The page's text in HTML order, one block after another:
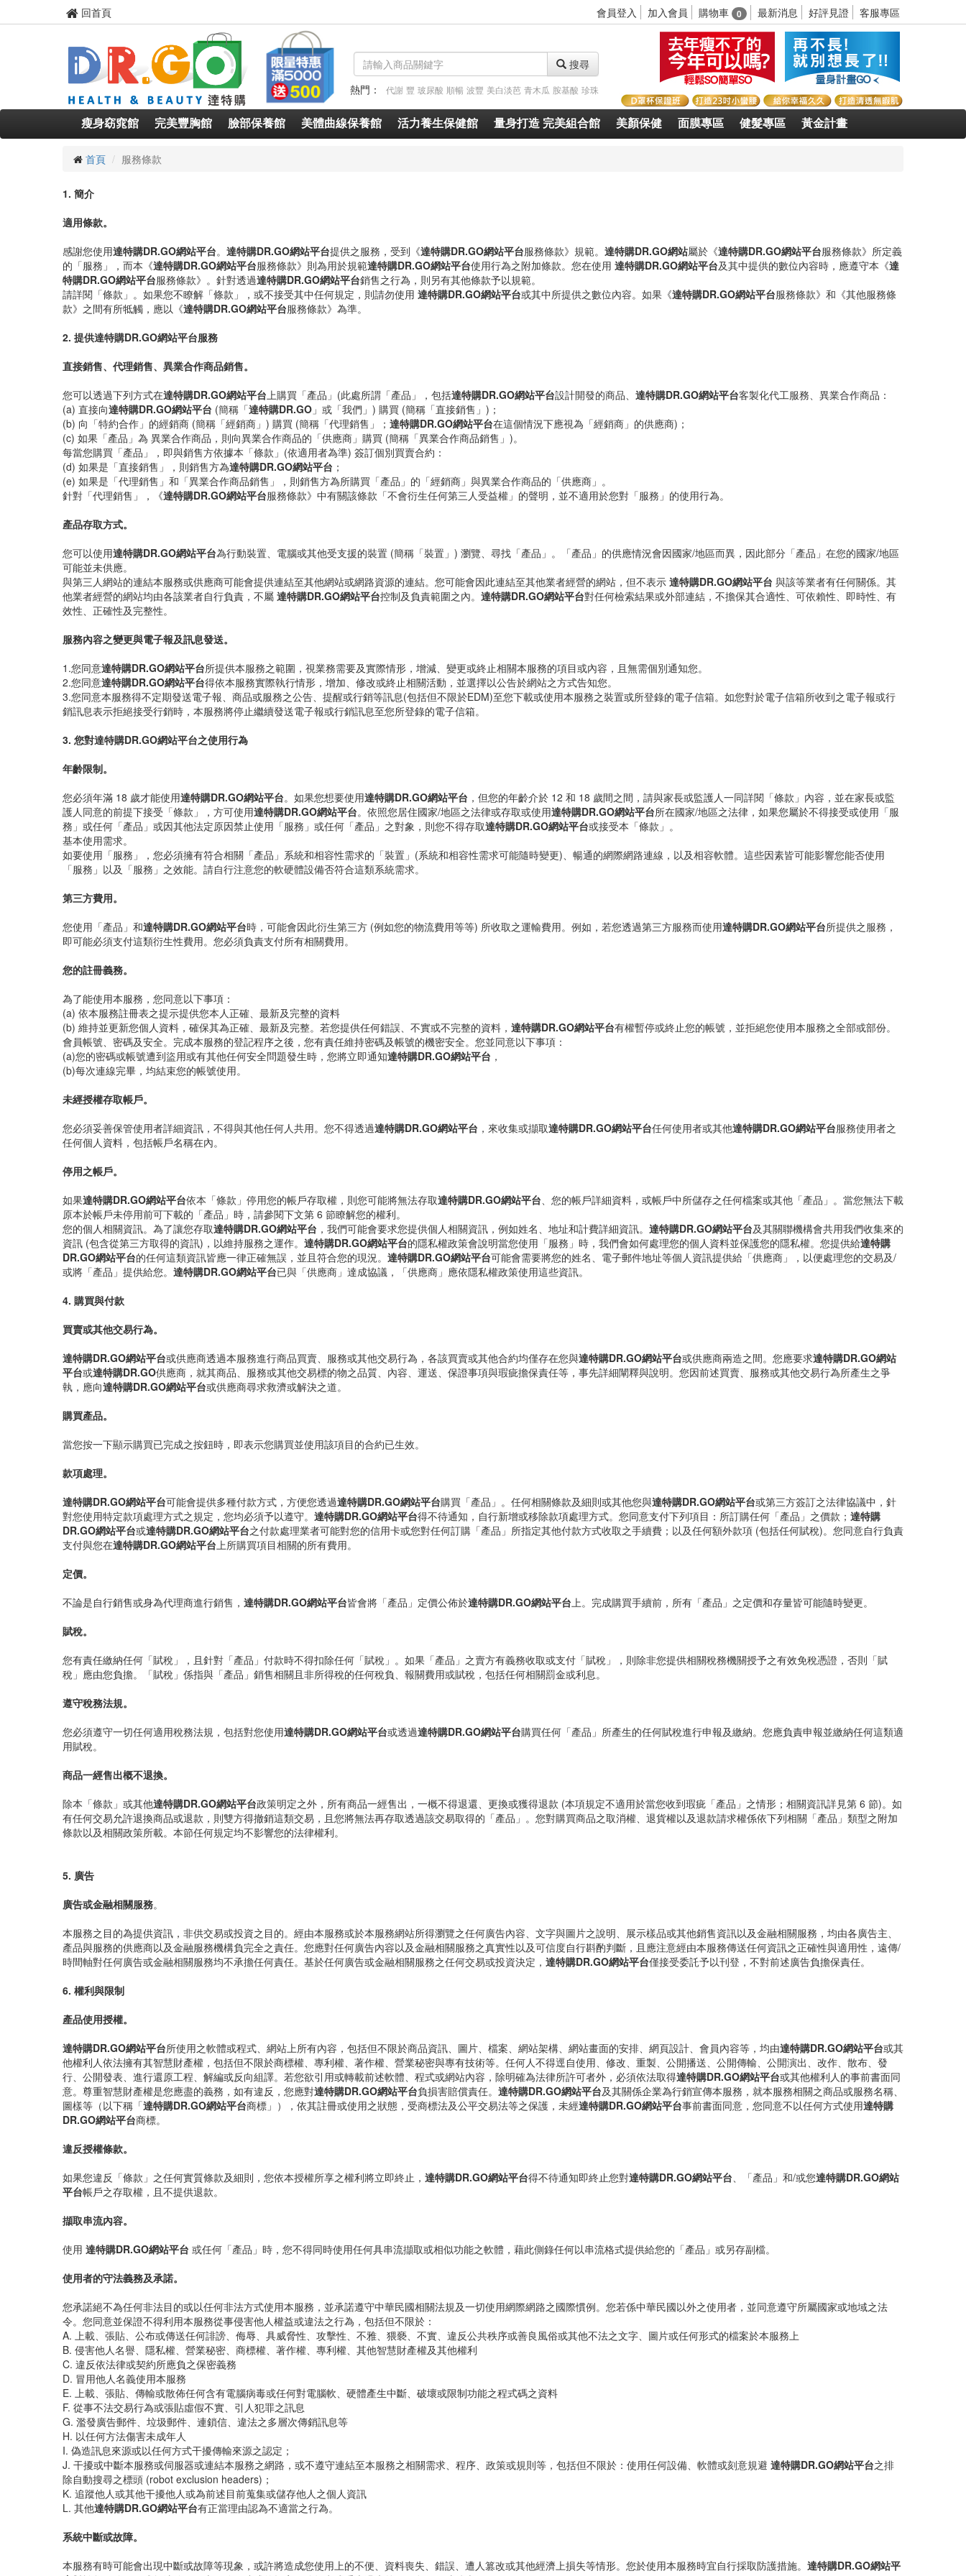
回首頁 會員登入 加入會員 購物車 0 最新消息 好評見證 客服專區
搜尋
熱門：
代謝 豐 玻尿酸 順暢 波豐 美白淡芭 青木瓜 胺基酸 珍珠
瘦身窈窕館 完美豐胸館 臉部保養館 美體曲線保養館 活力養生保健館 量身打造 完美組合館 美顏保健 面膜專區 健髮專區 黃金計畫
首頁 服務條款
1. 簡介
適用條款。
感謝您使用達特購DR.GO網站平台。 達特購DR.GO網站平台提供之服務，受到《達特購DR.GO網站平台服務條款》規範。 達特購DR.GO網站屬於《達特購DR.GO網站平台服務條款》所定義
的「服務」，而本《達特購DR.GO網站平台服務條款》則為用於規範達特購DR.GO網站平台使用行為之附加條款。您在使用 達特購DR.GO網站平台及其中提供的數位內容時，應遵守本《達
特購DR.GO網站平台服務條款》。針對透過達特購DR.GO網站平台銷售之行為，則另有其他條款予以規範。
請詳閱「條款」。如果您不瞭解「條款」，或不接受其中任何規定，則請勿使用 達特購DR.GO網站平台或其中所提供之數位內容。如果《達特購DR.GO網站平台服務條款》和《其他服務條
款》之間有所牴觸，應以《達特購DR.GO網站平台服務條款》為準。
2. 提供達特購DR.GO網站平台服務
直接銷售、代理銷售、異業合作商品銷售。
您可以透過下列方式在達特購DR.GO網站平台 上購買「產品」(此處所謂「產品」，包括達特購DR.GO網站平台設計開發的商品、 達特購DR.GO網站平台客製化代工服務、異業合作商品：
(a) 直接向達特購DR.GO網站平台 (簡稱「達特購DR.GO 」或「我們」) 購買 (簡稱「直接銷售」)；
(b) 向「特約合作」的經銷商 (簡稱「經銷商」) 購買 (簡稱「代理銷售」； 達特購DR.GO網站平台在這個情況下應視為「經銷商」的供應商)；
(c) 如果「產品」為 異業合作商品，則向異業合作商品的「供應商」購買 (簡稱「異業合作商品銷售」)。
每當您購買「產品」，即與銷售方依據本「條款」(依適用者為準) 簽訂個別買賣合約：
(d) 如果是「直接銷售」，則銷售方為達特購DR.GO網站平台 ；
(e) 如果是「代理銷售」和「異業合作商品銷售」，則銷售方為所購買「產品」的「經銷商」與異業合作商品的「供應商」。
針對「代理銷售」，《達特購DR.GO網站平台服務條款》中有關該條款「不會衍生任何第三人受益權」的聲明，並不適用於您對「服務」的使用行為。
產品存取方式。
您可以使用達特購DR.GO網站平台為行動裝置、電腦或其他受支援的裝置 (簡稱「裝置」) 瀏覽、尋找「產品」。「產品」的供應情況會因國家/地區而異，因此部分「產品」在您的國家/地區
可能並未供應。
與第三人網站的連結本服務或供應商可能會提供連結至其他網站或網路資源的連結。您可能會因此連結至其他業者經營的網站，但不表示 達特購DR.GO網站平台 與該等業者有任何關係。其
他業者經營的網站均由各該業者自行負責，不屬 達特購DR.GO網站平台控制及負責範圍之內。 達特購DR.GO網站平台對任何檢索結果或外部連結，不擔保其合適性、可依賴性、即時性、有
效性、正確性及完整性。
服務內容之變更與電子報及訊息發送。
1.您同意達特購DR.GO網站平台所提供本服務之範圍，視業務需要及實際情形，增減、變更或終止相關本服務的項目或內容，且無需個別通知您。
2.您同意達特購DR.GO網站平台得依本服務實際執行情形，增加、修改或終止相關活動，並選擇以公告於網站之方式告知您。
3.您同意本服務得不定期發送電子報、商品或服務之公告、提醒或行銷等訊息(包括但不限於EDM)至您下載或使用本服務之裝置或所登錄的電子信箱。如您對於電子信箱所收到之電子報或行
銷訊息表示拒絕接受行銷時，本服務將停止繼續發送電子報或行銷訊息至您所登錄的電子信箱。
3. 您對達特購DR.GO網站平台之使用行為
年齡限制。
您必須年滿 18 歲才能使用達特購DR.GO網站平台。如果您想要使用達特購DR.GO網站平台 ，但您的年齡介於 12 和 18 歲間之間，請與家長或監護人一同詳閱「條款」內容，並在家長或監
護人同意的前提下接受「條款」，方可使用達特購DR.GO網站平台。依照您居住國家/地區之法律或存取或使用達特購DR.GO網站平台所在國家/地區之法律，如果您屬於不得接受或使用「服
務」或任何「產品」或因其他法定原因禁止使用「服務」或任何「產品」之對象，則您不得存取達特購DR.GO網站平台或接受本「條款」。
基本使用需求。
如要使用「服務」，您必須擁有符合相關「產品」系統和相容性需求的「裝置」(系統和相容性需求可能隨時變更)、暢通的網際網路連線，以及相容軟體。這些因素皆可能影響您能否使用
「服務」以及「服務」之效能。請自行注意您的軟硬體設備否符合這類系統需求。
第三方費用。
您使用「產品」和達特購DR.GO網站平台時，可能會因此衍生第三方 (例如您的物流費用等等) 所收取之運輸費用。例如，若您透過第三方服務而使用達特購DR.GO網站平台所提供之服務，
即可能必須支付這類衍生性費用。您必須負責支付所有相關費用。
您的註冊義務。
為了能使用本服務，您同意以下事項：
(a) 依本服務註冊表之提示提供您本人正確、最新及完整的資料
(b) 維持並更新您個人資料，確保其為正確、最新及完整。若您提供任何錯誤、不實或不完整的資料， 達特購DR.GO網站平台有權暫停或終止您的帳號，並拒絕您使用本服務之全部或部份。
會員帳號、密碼及安全。完成本服務的登記程序之後，您有責任維持密碼及帳號的機密安全。您並同意以下事項：
(a)您的密碼或帳號遭到盜用或有其他任何安全問題發生時，您將立即通知達特購DR.GO網站平台 ，
(b)每次連線完畢，均結束您的帳號使用。
未經授權存取帳戶。
您必須妥善保管使用者詳細資訊，不得與其他任何人共用。您不得透過達特購DR.GO網站平台 ，來收集或擷取達特購DR.GO網站平台任何使用者或其他達特購DR.GO網站平台服務使用者之
任何個人資料，包括帳戶名稱在內。
停用之帳戶。
如果達特購DR.GO網站平台依本「條款」停用您的帳戶存取權，則您可能將無法存取達特購DR.GO網站平台 、您的帳戶詳細資料，或帳戶中所儲存之任何檔案或其他「產品」。當您無法下載
原本於帳戶未停用前可下載的「產品」時，請參閱下文第 6 節瞭解您的權利。
您的個人相關資訊。為了讓您存取達特購DR.GO網站平台 ，我們可能會要求您提供個人相關資訊，例如姓名、地址和計費詳細資訊。 達特購DR.GO網站平台及其關聯機構會共用我們收集來的
資訊 (包含從第三方取得的資訊)，以維持服務之運作。 達特購DR.GO網站平台的隱私權政策會說明當您使用「服務」時，我們會如何處理您的個人資料並保護您的隱私權。您提供給達特購
DR.GO網站平台的任何這類資訊皆應一律正確無誤，並且符合您的現況。 達特購DR.GO網站平台可能會需要將您的姓名、電子郵件地址等個人資訊提供給「供應商」，以便處理您的交易及/
或將「產品」提供給您。 達特購DR.GO網站平台已與「供應商」達成協議，「供應商」應依隱私權政策使用這些資訊。
4. 購買與付款
買賣或其他交易行為。
達特購DR.GO網站平台或供應商透過本服務進行商品買賣、服務或其他交易行為，各該買賣或其他合約均僅存在您與達特購DR.GO網站平台或供應商兩造之間。您應要求達特購DR.GO網站
平台或達特購DR.GO供應商，就其商品、服務或其他交易標的物之品質、內容、運送、保證事項與瑕疵擔保責任等，事先詳細闡釋與說明。您因前述買賣、服務或其他交易行為所產生之爭
執，應向達特購DR.GO網站平台或供應商尋求救濟或解決之道。
購買產品。
當您按一下顯示購買已完成之按鈕時，即表示您購買並使用該項目的合約已生效。
款項處理。
達特購DR.GO網站平台可能會提供多種付款方式，方便您透過達特購DR.GO網站平台購買「產品」。任何相關條款及細則或其他您與達特購DR.GO網站平台或第三方簽訂之法律協議中，針
對您使用特定款項處理方式之規定，您均必須予以遵守。 達特購DR.GO網站平台得不待通知，自行新增或移除款項處理方式。您同意支付下列項目：所訂購任何「產品」之價款； 達特購
DR.GO網站平台或達特購DR.GO網站平台之付款處理業者可能對您的信用卡或您對任何訂購「產品」所指定其他付款方式收取之手續費；以及任何額外款項 (包括任何賦稅)。您同意自行負責
支付與您在達特購DR.GO網站平台 上所購買項目相關的所有費用。
定價。
不論是自行銷售或身為代理商進行銷售， 達特購DR.GO網站平台皆會將「產品」定價公佈於達特購DR.GO網站平台 上。完成購買手續前，所有「產品」之定價和存量皆可能隨時變更。
賦稅。
您有責任繳納任何「賦稅」，且針對「產品」付款時不得扣除任何「賦稅」。如果「產品」之賣方有義務收取或支付「賦稅」，則除非您提供相關稅務機關授予之有效免稅憑證，否則「賦
稅」應由您負擔。「賦稅」係指與「產品」銷售相關且非所得稅的任何稅負、報關費用或賦稅，包括任何相關罰金或利息。
遵守稅務法規。
您必須遵守一切任何適用稅務法規，包括對您使用達特購DR.GO網站平台或透過達特購DR.GO網站平台購買任何「產品」所產生的任何賦稅進行申報及繳納。您應負責申報並繳納任何這類適
用賦稅。
商品一經售出概不退換。
除本「條款」或其他達特購DR.GO網站平台政策明定之外，所有商品一經售出，一概不得退還、更換或獲得退款 (本項規定不適用於當您收到瑕疵「產品」之情形；相關資訊詳見第 6 節)。如
有任何交易允許退換商品或退款，則雙方得撤銷這類交易，且您將無法再存取透過該交易取得的「產品」。您對購買商品之取消權、退貨權以及退款請求權係依下列相關「產品」類型之附加
條款以及相關政策所載。本節任何規定均不影響您的法律權利。
5. 廣告
廣告或金融相關服務。
本服務之目的為提供資訊，非供交易或投資之目的。經由本服務或於本服務網站所得瀏覽之任何廣告內容、文字與圖片之說明、展示樣品或其他銷售資訊以及金融相關服務，均由各廣告主、
產品與服務的供應商以及金融服務機構負完全之責任。您應對任何廣告內容以及金融相關服務之真實性以及可信度自行斟酌判斷，且應注意經由本服務傳送任何資訊之正確性與適用性，遠傳/
時間軸對任何廣告或金融相關服務均不承擔任何責任。基於任何廣告或金融相關服務之任何交易或投資決定， 達特購DR.GO網站平台僅接受委託予以刊登，不對前述廣告負擔保責任。
6. 權利與限制
產品使用授權。
達特購DR.GO網站平台所使用之軟體或程式、網站上所有內容，包括但不限於商品資訊、圖片、檔案、網站架構、網站畫面的安排、網頁設計、會員內容等，均由達特購DR.GO網站平台或其
他權利人依法擁有其智慧財產權，包括但不限於商標權、專利權、著作權、營業秘密與專有技術等。任何人不得逕自使用、修改、重製、公開播送、公開傳輸、公開演出、改作、散布、發
行、公開發表、進行還原工程、解編或反向組譯。若您欲引用或轉載前述軟體、程式或網站內容，除明確為法律所許可者外，必須依法取得達特購DR.GO網站平台或其他權利人的事前書面同
意。尊重智慧財產權是您應盡的義務，如有違反，您應對達特購DR.GO網站平台負損害賠償責任。 達特購DR.GO網站平台及其關係企業為行銷宣傳本服務，就本服務相關之商品或服務名稱、
圖樣等（以下稱「達特購DR.GO網站平台商標」），依其註冊或使用之狀態，受商標法及公平交易法等之保護，未經達特購DR.GO網站平台事前書面同意，您同意不以任何方式使用達特購
DR.GO網站平台商標。
違反授權條款。
如果您違反「條款」之任何實質條款及細則，您依本授權所享之權利將立即終止， 達特購DR.GO網站平台得不待通知即終止您對達特購DR.GO網站平台 、「產品」和/或您達特購DR.GO網站
平台帳戶之存取權，且不提供退款。
擷取串流內容。
使用 達特購DR.GO網站平台 或任何「產品」時，您不得同時使用任何具串流擷取或相似功能之軟體，藉此側錄任何以串流格式提供給您的「產品」或另存副檔。
使用者的守法義務及承諾。
您承諾絕不為任何非法目的或以任何非法方式使用本服務，並承諾遵守中華民國相關法規及一切使用網際網路之國際慣例。您若係中華民國以外之使用者，並同意遵守所屬國家或地域之法
令。您同意並保證不得利用本服務從事侵害他人權益或違法之行為，包括但不限於：
A. 上載、張貼、公布或傳送任何誹謗、侮辱、具威脅性、攻擊性、不雅、猥褻、不實、違反公共秩序或善良風俗或其他不法之文字、圖片或任何形式的檔案於本服務上
B. 侵害他人名譽、隱私權、營業秘密、商標權、著作權、專利權、其他智慧財產權及其他權利
C. 違反依法律或契約所應負之保密義務
D. 冒用他人名義使用本服務
E. 上載、張貼、傳輸或散佈任何含有電腦病毒或任何對電腦軟、硬體產生中斷、破壞或限制功能之程式碼之資料
F. 從事不法交易行為或張貼虛假不實、引人犯罪之訊息
G. 濫發廣告郵件、垃圾郵件、連鎖信、違法之多層次傳銷訊息等
H. 以任何方法傷害未成年人
I. 偽造訊息來源或以任何方式干擾傳輸來源之認定；
J. 干擾或中斷本服務或伺服器或連結本服務之網路，或不遵守連結至本服務之相關需求、程序、政策或規則等，包括但不限於：使用任何設備、軟體或刻意規避 達特購DR.GO網站平台之排
除自動搜尋之標頭 (robot exclusion headers)；
K. 追蹤他人或其他干擾他人或為前述目前蒐集或儲存他人之個人資訊
L. 其他達特購DR.GO網站平台有正當理由認為不適當之行為。
系統中斷或故障。
本服務有時可能會出現中斷或故障等現象，或許將造成您使用上的不便、資料喪失、錯誤、遭人篡改或其他經濟上損失等情形。您於使用本服務時宜自行採取防護措施。 達特購DR.GO網站平